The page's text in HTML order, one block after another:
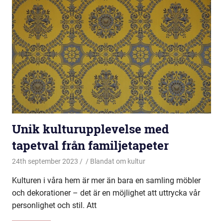
Unik kulturupplevelse med
tapetval från familjetapeter
24th september 2023 Blandat om kultur
Kulturen i våra hem är mer än bara en samling möbler
och dekorationer – det är en möjlighet att uttrycka vår
personlighet och stil. Att